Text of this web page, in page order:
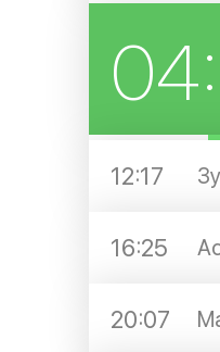
12:17
16:25
20:07